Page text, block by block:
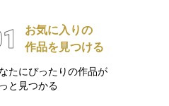
お気に入りの
作品を見つける
たにぴったりの作品が
と見つかる